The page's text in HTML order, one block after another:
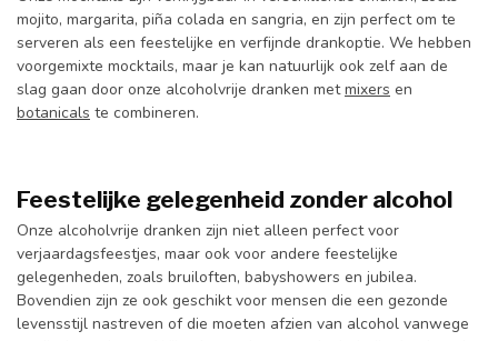
mojito, margarita, piña colada en sangria, en zijn perfect om te
serveren als een feestelijke en verfijnde drankoptie. We hebben
voorgemixte mocktails, maar je kan natuurlijk ook zelf aan de
slag gaan door onze alcoholvrije dranken metmixers en
botanicals te combineren.
Feestelijke gelegenheid zonder alcohol
Onze alcoholvrije dranken zijn niet alleen perfect voor
verjaardagsfeestjes, maar ook voor andere feestelijke
gelegenheden, zoals bruiloften, babyshowers en jubilea.
Bovendien zijn ze ook geschikt voor mensen die een gezonde
levensstijl nastreven of die moeten afzien van alcohol vanwege